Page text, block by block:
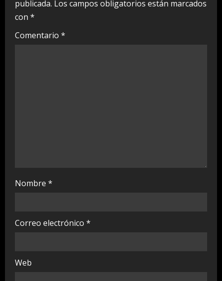
e
a
publicada. Los campos obligatorios están marcados
con *
Comentario *
Nombre *
Correo electrónico *
Web